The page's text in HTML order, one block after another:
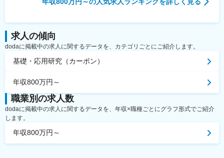
求人の傾向
dodaに掲載中の求人に関するデータを、カテゴリごとにご紹介します。
基礎・応用研究（カーボン）
年収800万円～
職業別の求人数
dodaに掲載中の求人に関するデータを、年収×職種ごとにグラフ形式でご紹介
します。
年収800万円～